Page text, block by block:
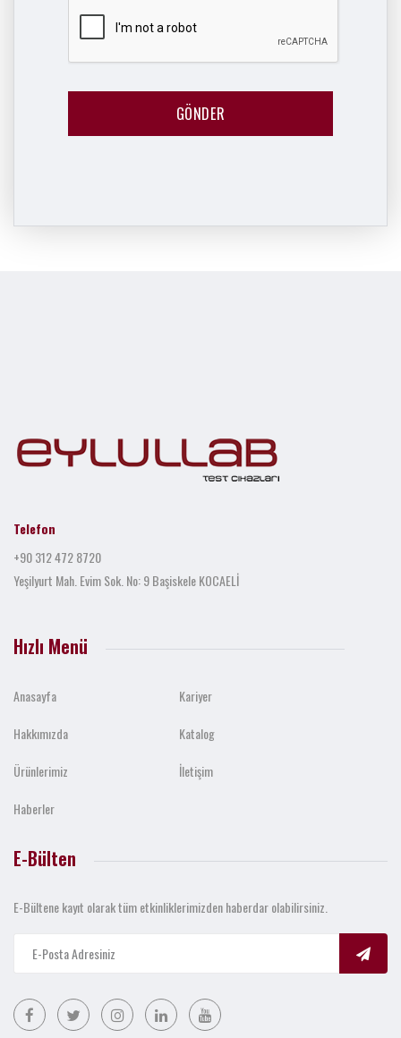
Telefon
+90 312 472 8720
Yeşilyurt Mah. Evim Sok. No: 9 Başiskele KOCAELİ
Hızlı Menü
Anasayfa
Hakkımızda
Ürünlerimiz
Haberler
Kariyer
Katalog
İletişim
E-Bülten
E-Bültene kayıt olarak tüm etkinliklerimizden haberdar olabilirsiniz.